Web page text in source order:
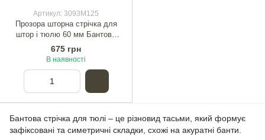
Артикул: 3093М125
Прозора шторна стрічка для
штор і тюлю 60 мм Бантова
1:2.5 3093М
675 грн
В наявності
Бантова стрічка для тюлі – це різновид тасьми, який формує
зафіксовані та симетричні складки, схожі на акуратні банти.